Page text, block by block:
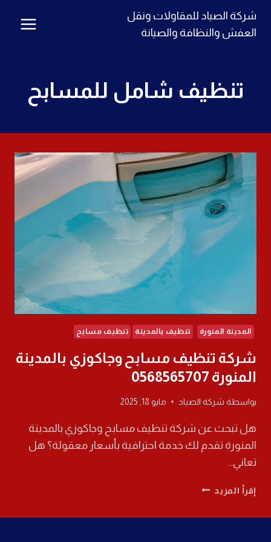
التجاوز
شركة الصياد للمقاولات ونقل
العفش والنظافة والصيانة
تنظيف شامل للمسابح
المدينة المنورة تنظيف بالمدينة تنظيف مسابح
شركة تنظيف مسابح وجاكوزي بالمدينة
المنورة 0568565707
بواسطة شركة الصياد مايو 18, 2025
هل تبحث عن شركة تنظيف مسابح وجاكوزي بالمدينة
المنورة تقدم لك خدمة احترافية بأسعار معقولة؟ هل
تعاني…
إقرأ المزيد شركة